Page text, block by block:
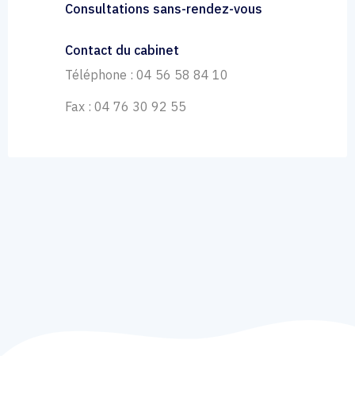
Consultations sans-rendez-vous
Contact du cabinet
Téléphone : 04 56 58 84 10
Fax : 04 76 30 92 55